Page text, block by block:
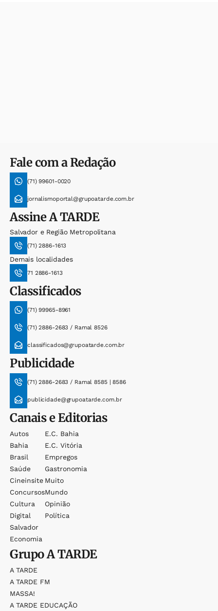
Fale com a Redação
(71) 99601-0020
jornalismoportal@grupoatarde.com.br
AssineA TARDE
Salvador e Região Metropolitana
(71) 2886-1613
Demais localidades
71 2886-1613
Classificados
(71) 99965-8961
(71) 2886-2683 / Ramal 8526
classificados@grupoatarde.com.br
Publicidade
(71) 2886-2683 / Ramal 8585 | 8586
publicidade@grupoatarde.com.br
Canais e Editorias
Autos
Bahia
Brasil
Saúde
Cineinsite
Concursos
Cultura
Digital
Salvador
Economia
E.c. Bahia
E.c. Vitória
Empregos
Gastronomia
Muito
Mundo
Opinião
Política
GrupoA TARDE
A TARDE
A TARDE FM
MASSA!
A TARDE EDUCAÇÃO